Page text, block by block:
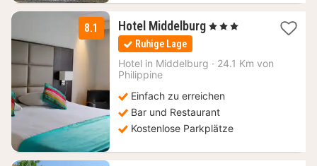
8.1 Hotel Middelburg 1
72
, 3 Sterne
Ruhige Lage
Hotel in Middelburg · 24.1 Km von
Philippine
Einfach zu erreichen
Bar und Restaurant
Kostenlose Parkplätze